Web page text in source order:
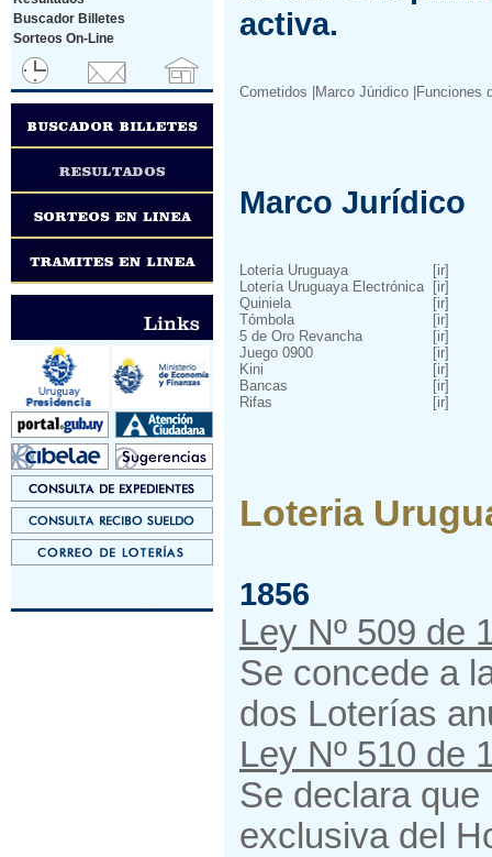
Buscador Billetes
Sorteos On-Line
activa.
Cometidos |Marco Júridico |Funciones
Marco Jurídico
Lotería Uruguaya
[ir]
Lotería Uruguaya Electrónica [ir]
Quiniela
[ir]
Tómbola
[ir]
5 de Oro Revancha
[ir]
Juego 0900
[ir]
Kini
[ir]
Bancas
[ir]
Rifas
[ir]
Loteria
1856
Ley Nº 509 de
Se concede a
dos Loterías
Ley Nº 510 de
Se declara
exclusiva del